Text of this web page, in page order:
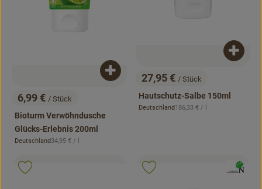
, Preis:
6,99 € / Stück
Bioturm Verwöhndusche
Glücks-Erlebnis 200ml
, Herkunft:
Deutschland, Referenzpreis:
34,95 € / l
Produkt zum Warenkorb hinzufügen
, Preis:
27,95 € / Stück
Hautschutz-Salbe 150ml
, Herkunft:
Deutschland, Referenzpreis:
186,33 € / l
, Verband: , Verband:
Produkt zu Favouriten hinzufügen